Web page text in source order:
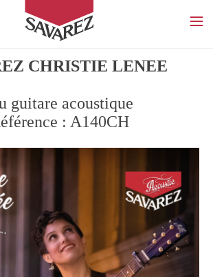
SAVAREZ
CHRISTIE LENEE
guitare acoustique
: A140CH